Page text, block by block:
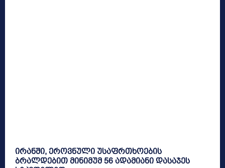
ირანში, ეროვნული უსაფრთხოების
ბრალდებით მინიმუმ 56 ადამიანი დასაჯეს